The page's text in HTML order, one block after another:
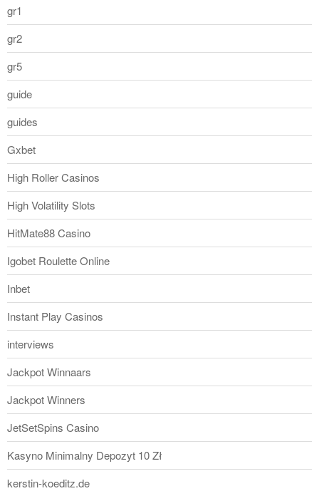
gr1
gr2
gr5
guide
guides
Gxbet
High Roller Casinos
High Volatility Slots
HitMate88 Casino
Igobet Roulette Online
Inbet
Instant Play Casinos
interviews
Jackpot Winnaars
Jackpot Winners
JetSetSpins Casino
Kasyno Minimalny Depozyt 10 Zł
kerstin-koeditz.de